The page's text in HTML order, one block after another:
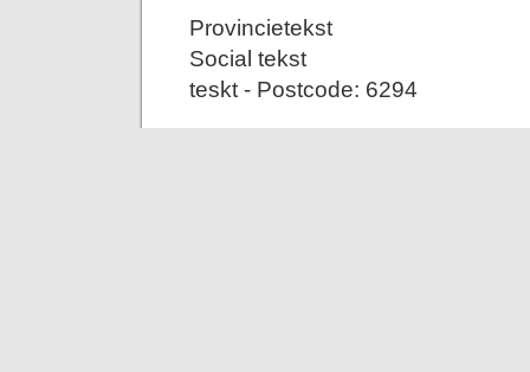
Provincietekst
Social tekst
teskt - Postcode: 6294